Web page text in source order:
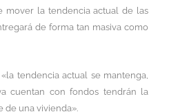
mover la tendencia actual de las
de forma tan masiva como
tendencia actual se mantenga,
cuentan con fondos tendrán la
de una vivienda».